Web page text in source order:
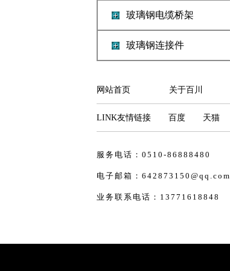
玻璃钢电缆桥架
玻璃钢连接件
网站首页 关于百川
LINK友情链接 百度 天猫
服务电话：0510-86888480
电子邮箱： 642873150@qq.com
业务联系电话：13771618848